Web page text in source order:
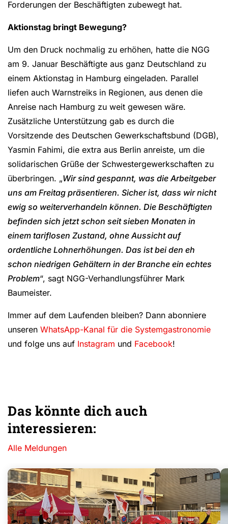
Forderungen der Beschäftigten zubewegt hat.
Aktionstag bringt Bewegung?
Um den Druck nochmalig zu erhöhen, hatte die NGG
am 9. Januar Beschäftigte aus ganz Deutschland zu
einem Aktionstag in Hamburg eingeladen. Parallel
liefen auch Warnstreiks in Regionen, aus denen die
Anreise nach Hamburg zu weit gewesen wäre.
Zusätzliche Unterstützung gab es durch die
Vorsitzende des Deutschen Gewerkschaftsbund (DGB),
Yasmin Fahimi, die extra aus Berlin anreiste, um die
solidarischen Grüße der Schwestergewerkschaften zu
überbringen. „Wir sind gespannt, was die Arbeitgeber
uns am Freitag präsentieren. Sicher ist, dass wir nicht
ewig so weiterverhandeln können. Die Beschäftigten
befinden sich jetzt schon seit sieben Monaten in
einem tariflosen Zustand, ohne Aussicht auf
ordentliche Lohnerhöhungen. Das ist bei den eh
schon niedrigen Gehältern in der Branche ein echtes
Problem“, sagt NGG-Verhandlungsführer Mark
Baumeister.
Immer auf dem Laufenden bleiben? Dann abonniere
unseren WhatsApp-Kanal für die Systemgastronomie
und folge uns auf Instagram und Facebook!
Das könnte dich auch
interessieren:
Alle Meldungen